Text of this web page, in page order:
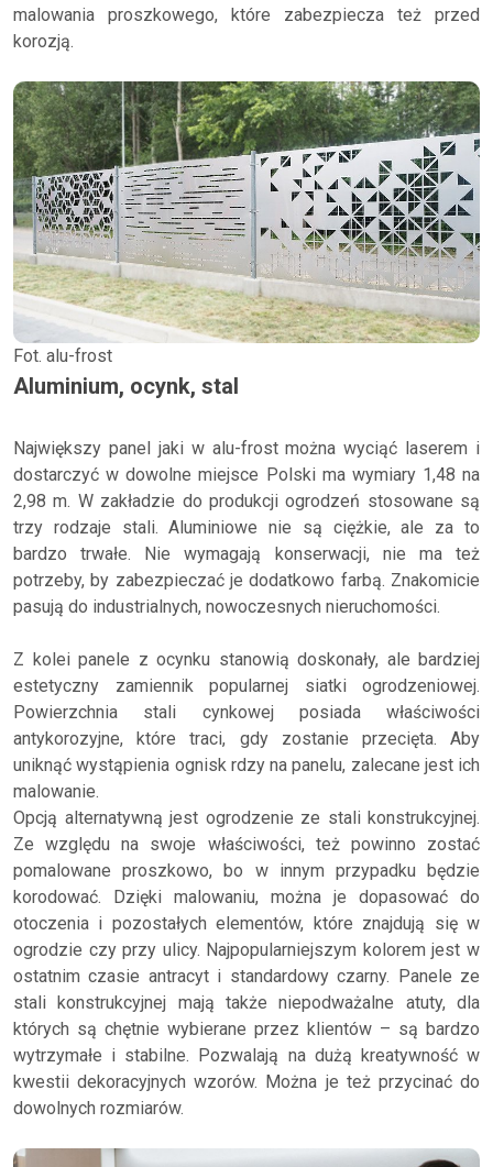
malowania proszkowego, które zabezpiecza też przed
korozją.
Fot. alu-frost
Aluminium, ocynk, stal
Największy panel jaki w alu-frost można wyciąć laserem i
dostarczyć w dowolne miejsce Polski ma wymiary 1,48 na
2,98 m. W zakładzie do produkcji ogrodzeń stosowane są
trzy rodzaje stali. Aluminiowe nie są ciężkie, ale za to
bardzo trwałe. Nie wymagają konserwacji, nie ma też
potrzeby, by zabezpieczać je dodatkowo farbą. Znakomicie
pasują do industrialnych, nowoczesnych nieruchomości.
Z kolei panele z ocynku stanowią doskonały, ale bardziej
estetyczny zamiennik popularnej siatki ogrodzeniowej.
Powierzchnia stali cynkowej posiada właściwości
antykorozyjne, które traci, gdy zostanie przecięta. Aby
uniknąć wystąpienia ognisk rdzy na panelu, zalecane jest ich
malowanie.
Opcją alternatywną jest ogrodzenie ze stali konstrukcyjnej.
Ze względu na swoje właściwości, też powinno zostać
pomalowane proszkowo, bo w innym przypadku będzie
korodować. Dzięki malowaniu, można je dopasować do
otoczenia i pozostałych elementów, które znajdują się w
ogrodzie czy przy ulicy. Najpopularniejszym kolorem jest w
ostatnim czasie antracyt i standardowy czarny. Panele ze
stali konstrukcyjnej mają także niepodważalne atuty, dla
których są chętnie wybierane przez klientów – są bardzo
wytrzymałe i stabilne. Pozwalają na dużą kreatywność w
kwestii dekoracyjnych wzorów. Można je też przycinać do
dowolnych rozmiarów.